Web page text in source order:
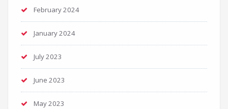
February 2024
January 2024
July 2023
June 2023
May 2023